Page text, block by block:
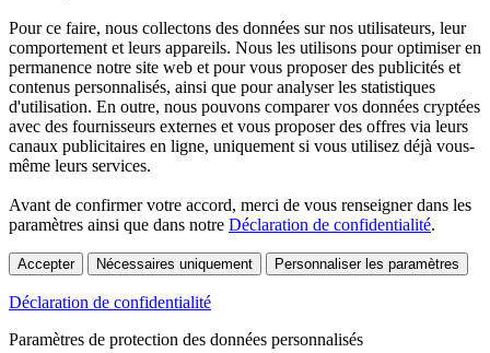
Pour ce faire, nous collectons des données sur nos utilisateurs, leur
comportement et leurs appareils. Nous les utilisons pour optimiser en
permanence notre site web et pour vous proposer des publicités et
contenus personnalisés, ainsi que pour analyser les statistiques
d'utilisation. En outre, nous pouvons comparer vos données cryptées
avec des fournisseurs externes et vous proposer des offres via leurs
canaux publicitaires en ligne, uniquement si vous utilisez déjà vous-
même leurs services.
Avant de confirmer votre accord, merci de vous renseigner dans les
paramètres ainsi que dans notre Déclaration de confidentialité.
Accepter Nécessaires uniquement Personnaliser les paramètres
Déclaration de confidentialité
Paramètres de protection des données personnalisés